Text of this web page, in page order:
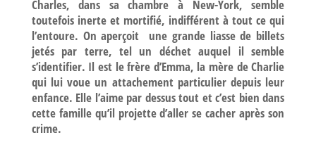
Charles, dans sa chambre à New-York, semble
toutefois inerte et mortifié, indifférent à tout ce qui
l’entoure. On aperçoit une grande liasse de billets
jetés par terre, tel un déchet auquel il semble
s’identifier. Il est le frère d’Emma, la mère de Charlie
qui lui voue un attachement particulier depuis leur
enfance. Elle l’aime par dessus tout et c’est bien dans
cette famille qu’il projette d’aller se cacher après son
crime.